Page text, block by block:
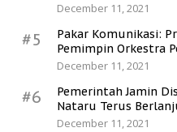
December 11, 2021
#5
Pakar Komunikasi:
Pemimpin Orkestra
December 11, 2021
#6
Pemerintah Jamin
Nataru Terus
December 11, 2021